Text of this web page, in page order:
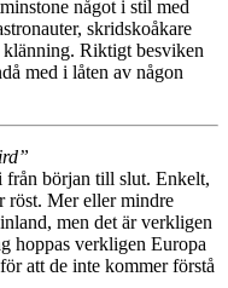
något i stil med
skridskoåkare
Riktigt besviken
med i låten av någon
från början till slut. Enkelt,
röst. Mer eller mindre
men det är verkligen
hoppas verkligen Europa
att de inte kommer förstå